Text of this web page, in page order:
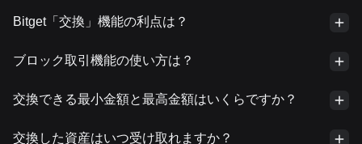
Bitget「交換」機能の利点は？
ブロック取引機能の使い方は？
交換できる最小金額と最高金額はいくらですか？
交換した資産はいつ受け取れますか？